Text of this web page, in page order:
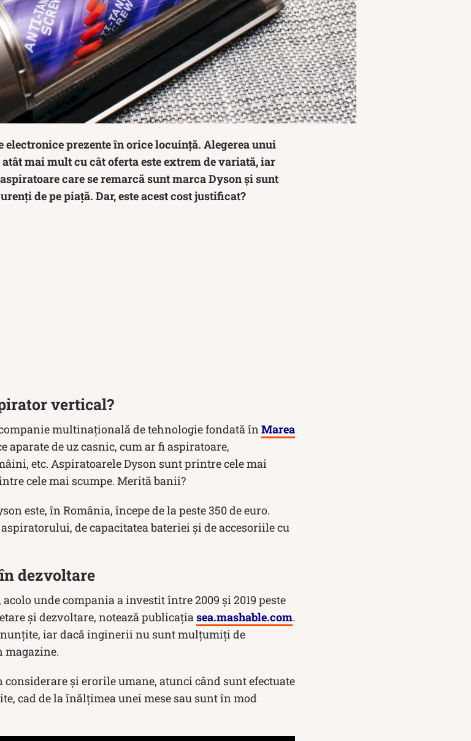
electronice prezente în orice locuință. Alegerea unui
mai mult cu cât oferta este extrem de variată, iar
care se remarcă sunt marca Dyson și sunt
de pe piață. Dar, este acest cost justificat?
vertical?
multinațională de tehnologie fondată înMarea
aparate de uz casnic, cum ar fi aspiratoare,
etc. Aspiratoarele Dyson sunt printre cele mai
cele mai scumpe. Merită banii?
este, în România, începe de la peste 350 de euro.
de capacitatea bateriei și de accesoriile cu
dezvoltare
unde compania a investit între 2009 și 2019 peste
și dezvoltare, notează publicațiasea.mashable.com.
iar dacă inginerii nu sunt mulțumiți de
magazine.
și erorile umane, atunci când sunt efectuate
cad de la înălțimea unei mese sau sunt în mod